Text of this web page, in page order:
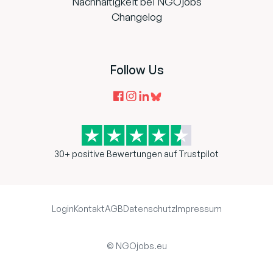
Changelog
Follow Us
30+ positive Bewertungen auf Trustpilot
LoginKontaktAGBDatenschutzImpressum
© NGOjobs.eu